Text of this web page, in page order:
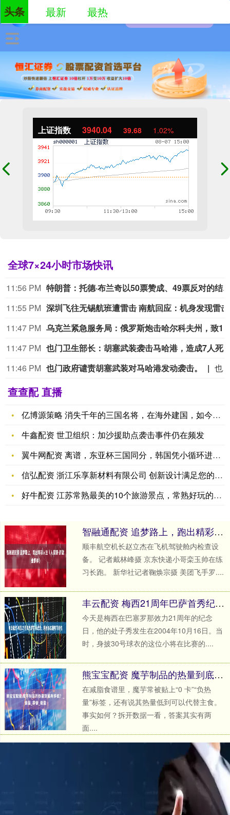
上证指数 3940.04 39.68 1.02%
全球7×24小时市场快讯
11:56 PM
特朗普：托德·布兰奇以50票赞成、49票反对的
11:55 PM
11:47 PM
11:47 PM
也门卫生部长：胡塞武装袭击马哈港
11:46 PM 也门政府谴责胡塞武装对马哈港发动袭击。 也门政府谴责胡塞武装对
查查配 直播
亿博源策略 消失千年的三国名将，在海外建国，如今此地美女如云
牛鑫配资 世卫组织：加沙援助点袭击事件仍在频发
翼牛网配资 离谱，东亚杯三国同分，韩国凭小循环进球数登顶_中
信弘配资 浙江乐享新材料有限公司 创新设计满足您的需求_产品
好牛配资 江苏常熟最美的10个旅游景点，常熟好玩的地方，最佳
智融通配资 追梦路上，跑出精彩人生（人民眼·新就业群体）
顺丰航空机长赵立杰在飞机驾驶舱内检查设
备。 记者戴林峰摄 京东快递小哥栾玉帅在练
习长跑。 新华社记者鞠焕宗摄 美团飞手罗....
丰云配资 梅西21周年巴萨首秀纪念，球迷热议回归可能性
今天是梅西在巴塞罗那效力21周年的纪念
日，他的处子秀发生在2004年10月16日。当
时，身披30号球衣的这位小将在比赛的....
熊宝宝配资 魔芋制品的热量到底有多低？_食品_零食_能量
在减脂食谱里，魔芋常被贴上“0 卡”“负热
量”标签，还有说其热量低到可以代替主食。
事实如何？拆开数据一看，答案其实有两
面....
头条 最新 最热